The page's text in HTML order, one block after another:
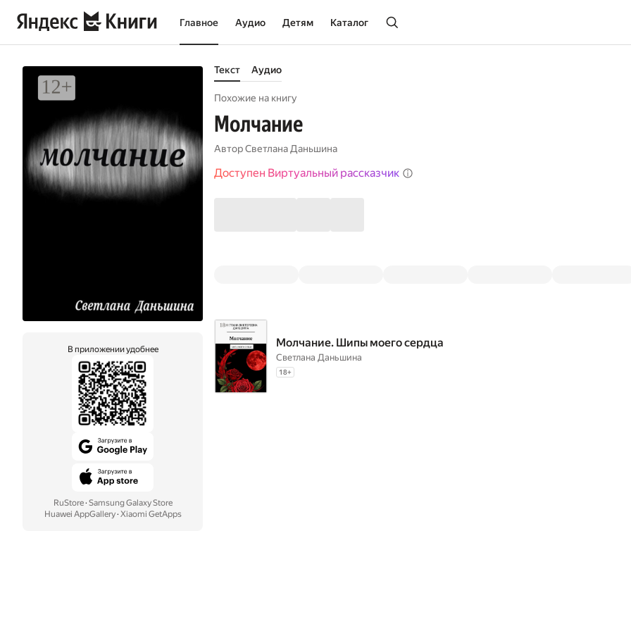
Главное Аудио Детям Каталог
В приложении удобнее
RuStore· Samsung Galaxy Store
Huawei AppGallery· Xiaomi GetApps
Текст Аудио
Похожие на книгу
Молчание
АвторСветлана Даньшина
Доступен Виртуальный рассказчик
Молчание. Шипы моего сердца
Светлана Даньшина
18+